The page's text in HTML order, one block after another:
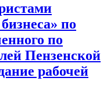
по
по
Пензенской
рабочей